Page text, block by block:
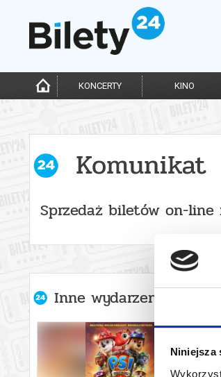
Niniejsza
KONCERTY KINO
Komunikat
Sprzedaż biletów on-line
Inne wydarzenia